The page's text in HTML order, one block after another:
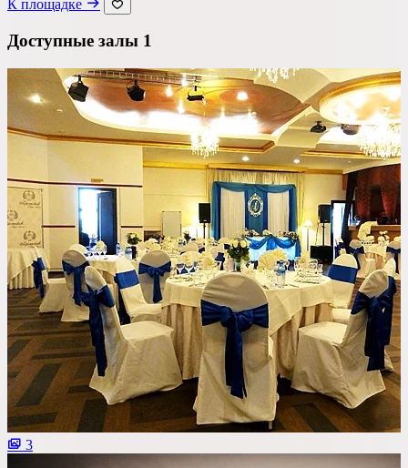
Веранда / Шатер
Вместимость
до 150 чел
Бюджет на персону
—
Важные условия
Танцпол
Со сценой
Со своим алкоголем
С живой музыкой
С панорамным видом
К площадке
Доступные залы 1
3